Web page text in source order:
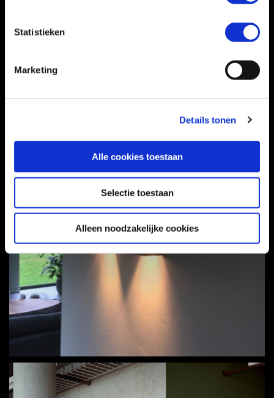
Statistieken
Marketing
Details tonen
Alle cookies toestaan
Selectie toestaan
Alleen noodzakelijke cookies